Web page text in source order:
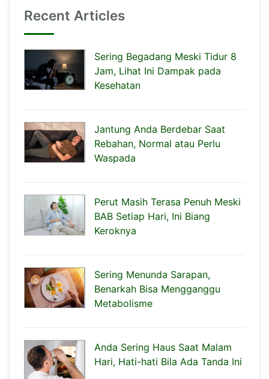
Recent Articles
Sering Begadang Meski Tidur 8
Jam, Lihat Ini Dampak pada
Kesehatan
Jantung Anda Berdebar Saat
Rebahan, Normal atau Perlu
Waspada
Perut Masih Terasa Penuh Meski
BAB Setiap Hari, Ini Biang
Keroknya
Sering Menunda Sarapan,
Benarkah Bisa Mengganggu
Metabolisme
Anda Sering Haus Saat Malam
Hari, Hati-hati Bila Ada Tanda Ini